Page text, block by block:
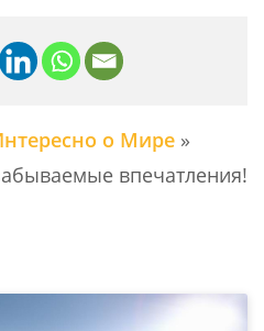
о Мире »
впечатления!